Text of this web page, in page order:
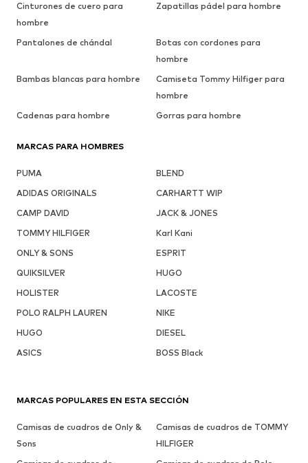
Cinturones de cuero para
hombre
Zapatillas pádel para hombre
Pantalones de chándal
Botas con cordones para
hombre
Bambas blancas para hombre
Camiseta Tommy Hilfiger para
hombre
Cadenas para hombre
Gorras para hombre
MARCAS PARA HOMBRES
PUMA
BLEND
ADIDAS ORIGINALS
CARHARTT WIP
CAMP DAVID
JACK & JONES
TOMMY HILFIGER
Karl Kani
ONLY & SONS
ESPRIT
QUIKSILVER
HUGO
HOLISTER
LACOSTE
POLO RALPH LAUREN
NIKE
HUGO
DIESEL
ASICS
BOSS Black
MARCAS POPULARES EN ESTA SECCIÓN
Camisas de cuadros de Only &
Sons
Camisas de cuadros de TOMMY
HILFIGER